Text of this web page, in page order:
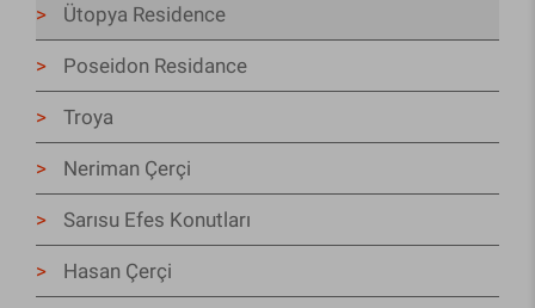
Ütopya Residence
Poseidon Residance
Troya
Neriman Çerçi
Sarısu Efes Konutları
Hasan Çerçi